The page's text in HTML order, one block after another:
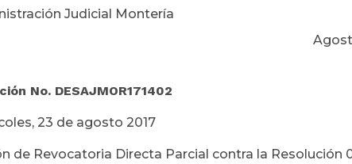
Judicial Montería
No. DESAJMOR171402
23 de agosto 2017
de Revocatoria Directa Parcial contra la Resolución